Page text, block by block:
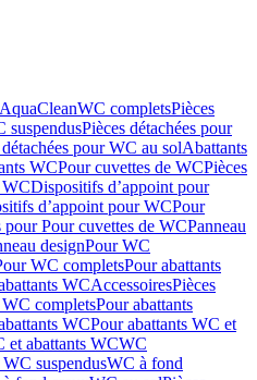
WC completsPièces
suspendusPièces détachées pour
pour WC au solAbattants
WCPour cuvettes de WCPièces
WCDispositifs d’appoint pour
d’appoint pour WCPour
pour Pour cuvettes de WCPanneau
designPour WC
WC completsPour abattants
WCAccessoiresPièces
completsPour abattants
WCPour abattants WC et
et abattants WCWC
WC suspendusWC à fond